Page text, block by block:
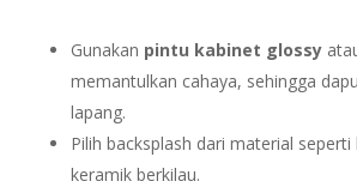
Gunakan pintu kabinet glossy
memantulkan cahaya, sehingga
lapang.
Pilih backsplash dari material seperti
keramik berkilau.